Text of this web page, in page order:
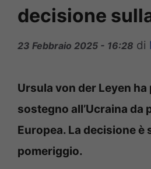
decisione
23 Febbraio 2025 - 16:28 di
Ursula von der Leyen ha
sostegno all’Ucraina da
Europea. La decisione è
pomeriggio.